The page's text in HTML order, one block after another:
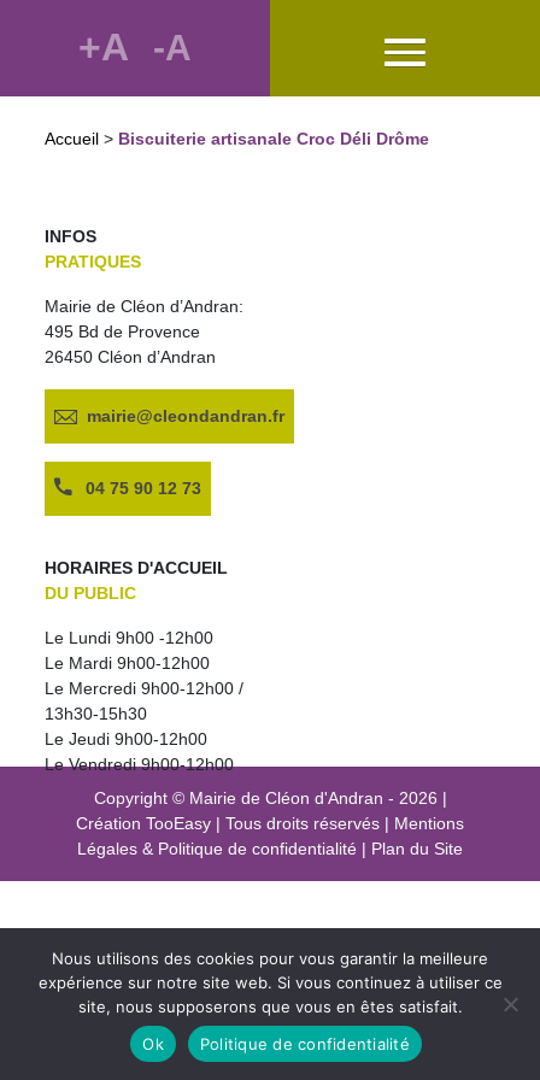
+A -A
Accueil > Biscuiterie artisanale Croc Déli Drôme
INFOS
PRATIQUES
Mairie de Cléon d’Andran:
495 Bd de Provence
26450 Cléon d’Andran
mairie@cleondandran.fr
04 75 90 12 73
HORAIRES D'ACCUEIL
DU PUBLIC
Le Lundi 9h00 -12h00
Le Mardi 9h00-12h00
Le Mercredi 9h00-12h00 /
13h30-15h30
Le Jeudi 9h00-12h00
Le Vendredi 9h00-12h00
Copyright © Mairie de Cléon d'Andran - 2026 |
Création TooEasy | Tous droits réservés | Mentions
Légales & Politique de confidentialité | Plan du Site
Nous utilisons des cookies pour vous garantir la meilleure
expérience sur notre site web. Si vous continuez à utiliser ce
site, nous supposerons que vous en êtes satisfait.
Ok
Politique de confidentialité